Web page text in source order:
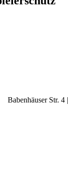
Babenhäuser Str. 4 |